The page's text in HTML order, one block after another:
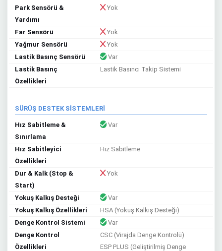
Park Sensörü &
Yardımı
Yok
Far Sensörü
Yok
Yağmur Sensörü
Yok
Lastik Basınç Sensörü
Var
Lastik Basınç
Özellikleri
Lastik Basıncı Takip Sistemi
SÜRÜŞ DESTEK SİSTEMLERİ
Hız Sabitleme &
Sınırlama
Var
Hız Sabitleyici
Özellikleri
Hız Sabitleme
Dur & Kalk (Stop &
Start)
Yok
Yokuş Kalkış Desteği
Var
Yokuş Kalkış Özellikleri
HSA (Yokuş Kalkış Desteği)
Denge Kontrol Sistemi
Var
Denge Kontrol
Özellikleri
CSC (Virajda Denge Kontrolü)
ESP PLUS (Geliştirilmiş Denge